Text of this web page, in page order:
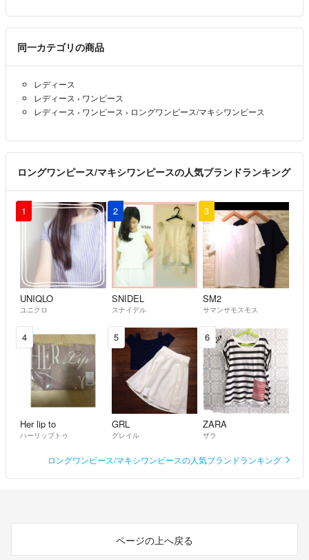
同一カテゴリの商品
レディース
レディース › ワンピース
レディース › ワンピース › ロングワンピース/マキシワンピース
ロングワンピース/マキシワンピースの人気ブランドランキング
1
UNIQLO
ユニクロ
2
SNIDEL
スナイデル
3
SM2
サマンサモスモス
4
Her lip to
ハーリップトゥ
5
GRL
グレイル
6
ZARA
ザラ
ロングワンピース/マキシワンピースの人気ブランドランキング
ページの上へ戻る